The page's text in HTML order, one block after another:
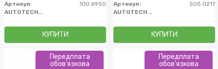
Артикул:
100 6950
AUTOTECHTEILE
КУПИТИ
Артикул:
505 0217
AUTOTECHTEILE
КУПИТИ
Передплата
обов'язкова
Передплата
обов'язкова